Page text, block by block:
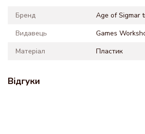
Бренд
Age of Sigmar
Видавець
Games
Матеріал
Пластик
Відгуки